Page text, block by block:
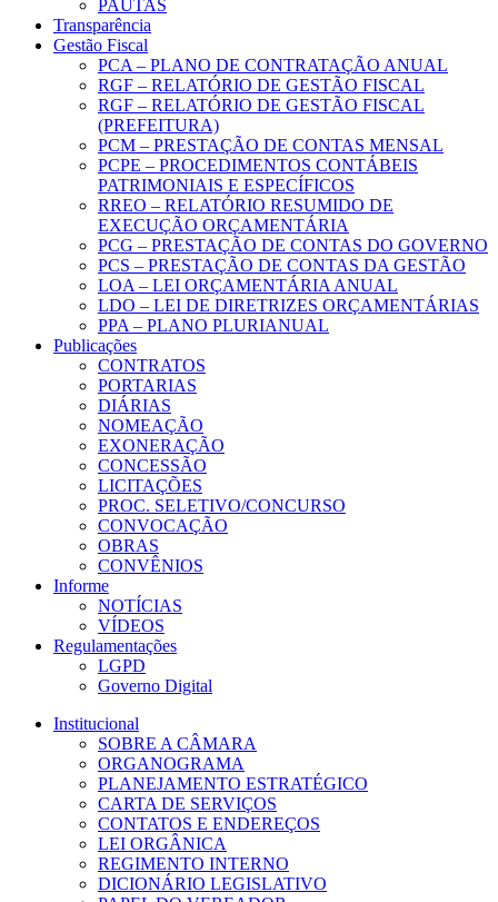
PAUTAS
Transparência
Gestão Fiscal
PCA – PLANO DE CONTRATAÇÃO ANUAL
RGF – RELATÓRIO DE GESTÃO FISCAL
RGF – RELATÓRIO DE GESTÃO FISCAL
(PREFEITURA)
PCM – PRESTAÇÃO DE CONTAS MENSAL
PCPE – PROCEDIMENTOS CONTÁBEIS
PATRIMONIAIS E ESPECÍFICOS
RREO – RELATÓRIO RESUMIDO DE
EXECUÇÃO ORÇAMENTÁRIA
PCG – PRESTAÇÃO DE CONTAS DO GOVERNO
PCS – PRESTAÇÃO DE CONTAS DA GESTÃO
LOA – LEI ORÇAMENTÁRIA ANUAL
LDO – LEI DE DIRETRIZES ORÇAMENTÁRIAS
PPA – PLANO PLURIANUAL
Publicações
CONTRATOS
PORTARIAS
DIÁRIAS
NOMEAÇÃO
EXONERAÇÃO
CONCESSÃO
LICITAÇÕES
PROC. SELETIVO/CONCURSO
CONVOCAÇÃO
OBRAS
CONVÊNIOS
Informe
NOTÍCIAS
VÍDEOS
Regulamentações
LGPD
Governo Digital
Institucional
SOBRE A CÂMARA
ORGANOGRAMA
PLANEJAMENTO ESTRATÉGICO
CARTA DE SERVIÇOS
CONTATOS E ENDEREÇOS
LEI ORGÂNICA
REGIMENTO INTERNO
DICIONÁRIO LEGISLATIVO